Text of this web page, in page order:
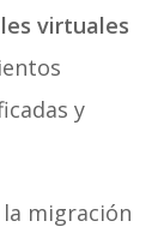
virtuales
y
migración